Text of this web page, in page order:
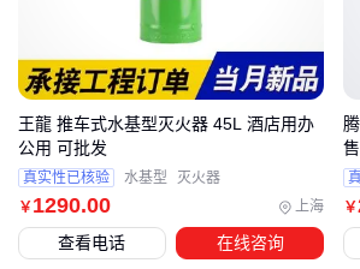
原罐体可能已有肉眼不可
接口螺纹规格与充气设备
缺乏压力表和安全阀等必
这些风险在自行车轮胎等低
轮胎或气垫床充气时，累积
合规的改装打气筒应该带
大工作压力。选购时要重点
￥ 1290.00 上海
王龍 推车式水基型灭火器 45L 酒店用办
公用 可批发
真实性已核验 水基型 灭火器
查看电话 在线咨询
￥